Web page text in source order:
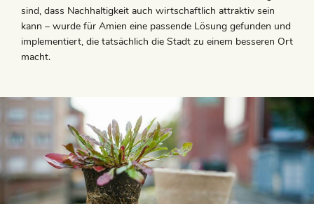
sind, dass Nachhaltigkeit auch wirtschaftlich attraktiv sein
kann – wurde für Amien eine passende Lösung gefunden und
implementiert, die tatsächlich die Stadt zu einem besseren Ort
macht.